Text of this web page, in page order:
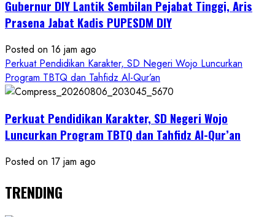
Gubernur DIY Lantik Sembilan Pejabat Tinggi, Aris
Prasena Jabat Kadis PUPESDM DIY
Posted on 16 jam ago
Perkuat Pendidikan Karakter, SD Negeri Wojo Luncurkan
Program TBTQ dan Tahfidz Al-Qur’an
Perkuat Pendidikan Karakter, SD Negeri Wojo
Luncurkan Program TBTQ dan Tahfidz Al-Qur’an
Posted on 17 jam ago
TRENDING